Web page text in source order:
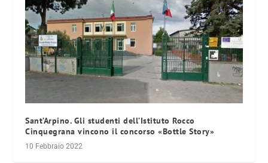
Sant’Arpino. Gli studenti dell’Istituto Rocco
Cinquegrana vincono il concorso «Bottle Story»
10 Febbraio 2022